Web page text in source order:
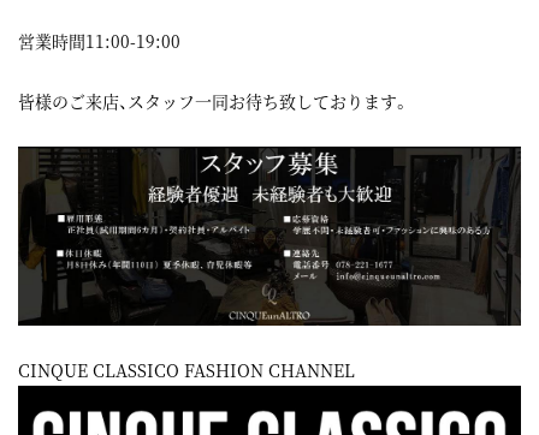
営業時間11:00-19:00
皆様のご来店、スタッフ一同お待ち致しております。
CINQUE CLASSICO FASHION CHANNEL